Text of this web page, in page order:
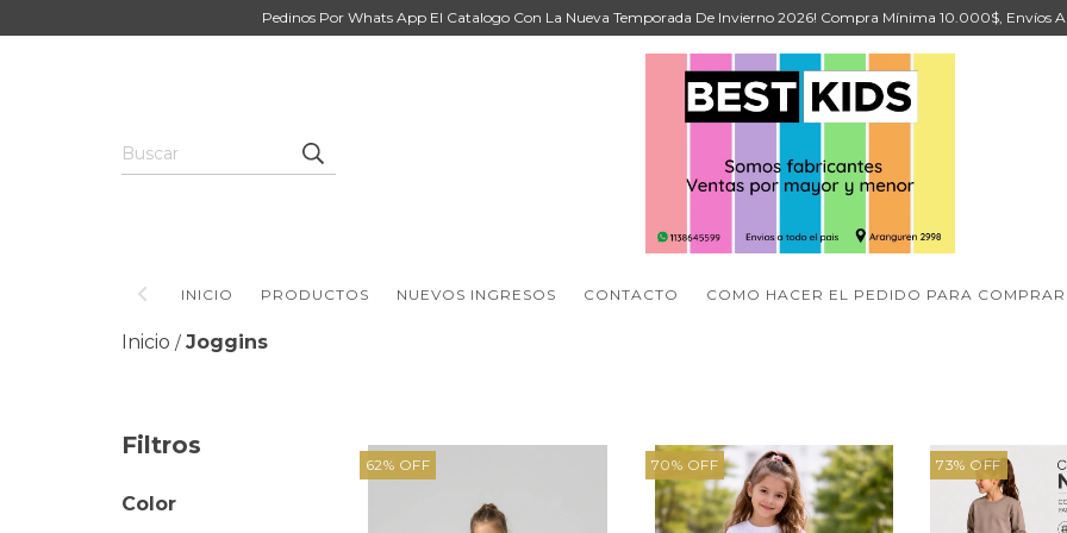
Pedinos Por Whats App El Catalogo Con La Nueva Temporada De Invierno 2026! Compra Mínima 10.000$, Envíos A
INICIO PRODUCTOS NUEVOS INGRESOS CONTACTO COMO HACER EL PEDIDO PARA COMPRAR
Inicio / Joggins
Filtros
Color
62% OFF 70% OFF 73% OFF